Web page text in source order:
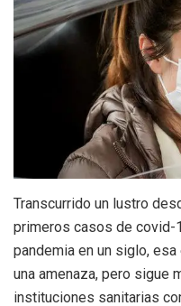
Transcurrido un lustro
primeros casos de covid-
pandemia en un siglo,
una amenaza, pero sigue
instituciones sanitarias